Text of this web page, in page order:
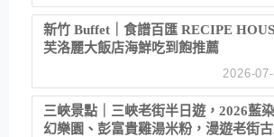
新竹 Buffet｜食譜百匯 RECIPE
芙洛麗大飯店海鮮吃到飽推薦
2026-
三峽景點｜三峽老街半日遊，2026藍
幻樂園、彭富貴雞湯米粉，漫遊老街